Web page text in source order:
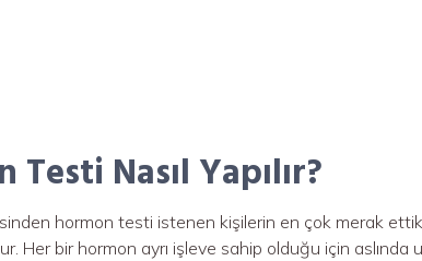
Testi Nasıl Yapılır?
hormon testi istenen kişilerin en çok merak
Her bir hormon ayrı işleve sahip olduğu için